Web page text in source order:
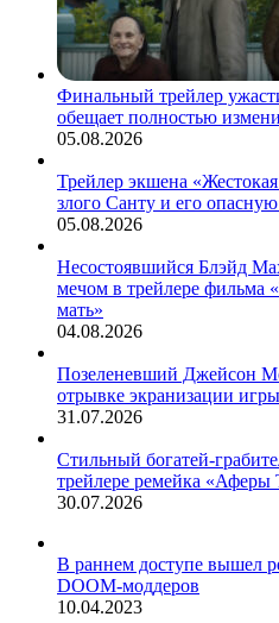
Финальный трейлер
обещает полностью
05.08.2026
Трейлер экшена
злого Санту и его
05.08.2026
Несостоявшийся Блэйд
мечом в трейлере фильма
мать»
04.08.2026
Позеленевший Джейсон
отрывке экранизации
31.07.2026
Стильный богатей-
трейлере ремейка «Аферы
30.07.2026
В раннем доступе вышел
DOOM-моддеров
10.04.2023